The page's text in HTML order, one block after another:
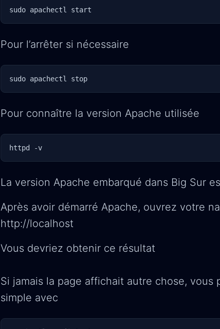
sudo apachectl start
Pour l’arrêter si nécessaire
sudo apachectl stop
Pour connaître la version Apache utilisée
httpd -v
La version Apache embarqué dans Big Sur
Après avoir démarré Apache, ouvrez votre
http://localhost
Vous devriez obtenir ce résultat
Si jamais la page affichait autre chose, vous
simple avec